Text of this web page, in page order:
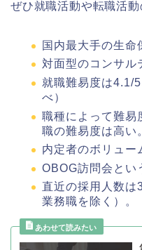
ぜひ就職活動や転職活動
国内最大手の生命
対面型のコンサル
就職難易度は4.1/
べ）
職種によって難易
職の難易度は高い
内定者のボリュー
OBOG訪問会とい
直近の採用人数は
業務職を除く）。